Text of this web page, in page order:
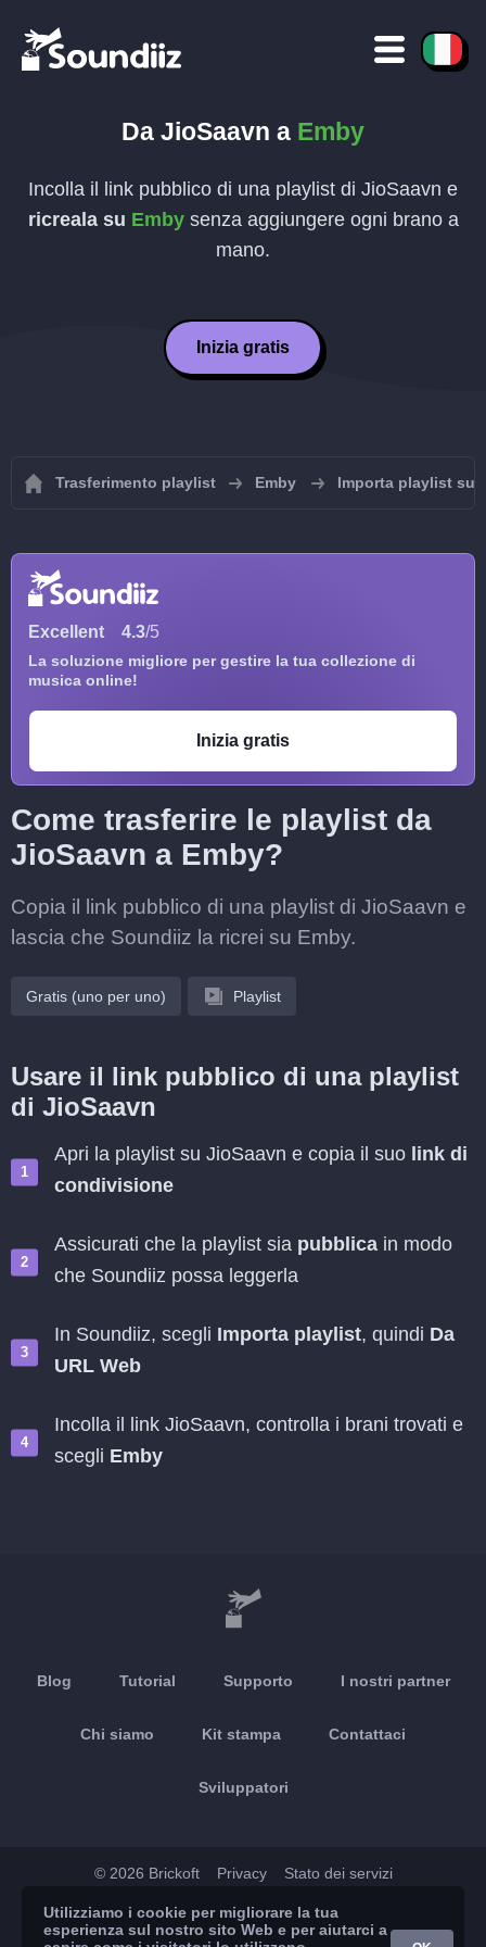
Da JioSaavn a Emby
Incolla il link pubblico di una playlist di JioSaavn e
ricreala su Embysenza aggiungere ogni brano a
mano.
Inizia gratis
Trasferimento playlist Emby Importa playlist su
Excellent 4.3/5
La soluzione migliore per gestire la tua collezione di
musica online!
Inizia gratis
Come trasferire le playlist da
JioSaavn a Emby?
Copia il link pubblico di una playlist di JioSaavn e
lascia che Soundiiz la ricrei su Emby.
Gratis (uno per uno) Playlist
Usare il link pubblico di una playlist
di JioSaavn
Apri la playlist su JioSaavn e copia il suo link di
condivisione
Assicurati che la playlist sia pubblica in modo
che Soundiiz possa leggerla
In Soundiiz, scegli Importa playlist, quindi Da
URL Web
Incolla il link JioSaavn, controlla i brani trovati e
scegli Emby
Blog Tutorial Supporto I nostri partner
Chi siamo Kit stampa Contattaci
Sviluppatori
© 2026 Brickoft Privacy Stato dei servizi
App Store Google Play
Utilizziamo i cookie per migliorare la tua
esperienza sul nostro sito Web e per aiutarci a